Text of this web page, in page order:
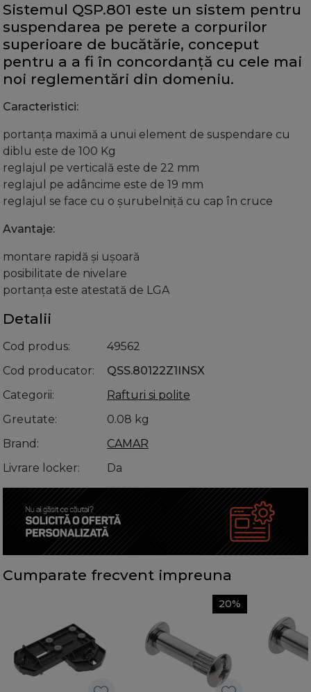
Sistemul QSP.801 este un sistem pentru
suspendarea pe perete a corpurilor
superioare de bucătărie, conceput
pentru a a fi în concordanță cu cele mai
noi reglementări din domeniu.
Caracteristici:
portanţa maximă a unui element de suspendare cu
diblu este de 100 Kg
reglajul pe verticală este de 22 mm
reglajul pe adâncime este de 19 mm
reglajul se face cu o șurubelniță cu cap în cruce
Avantaje:
montare rapidă și ușoară
posibilitate de nivelare
portanța este atestată de LGA
Detalii
Cod produs
49562
Cod producator
QSS.80122Z1INSX
Categorii
Rafturi si polite
Greutate
0.08 kg
Brand
CAMAR
Livrare locker
Da
Cumparate frecvent impreuna
20%